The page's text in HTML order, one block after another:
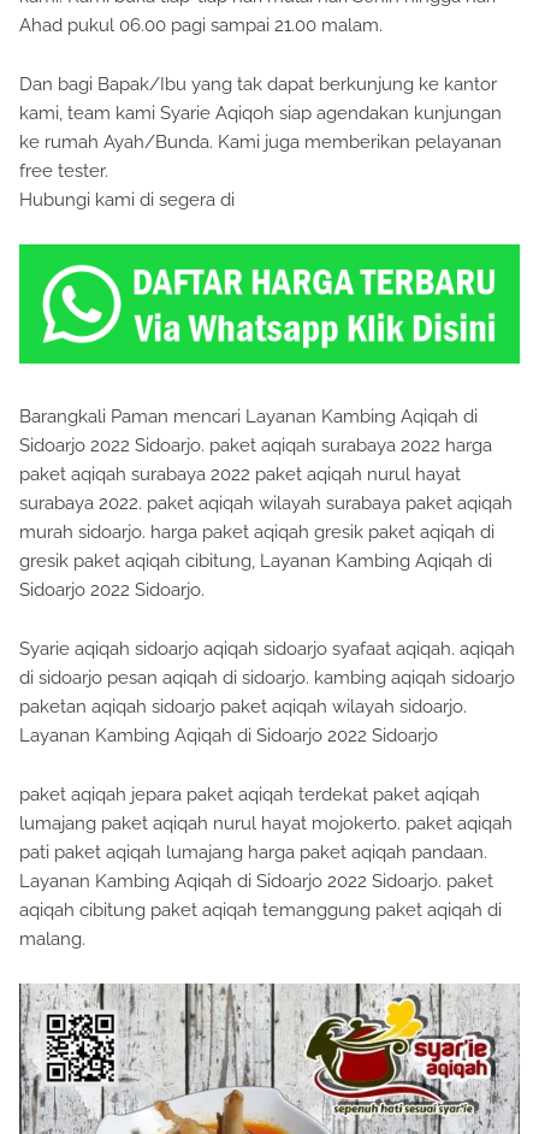
Ahad pukul 06.00 pagi sampai 21.00 malam.
Dan bagi Bapak/Ibu yang tak dapat berkunjung ke kantor
kami, team kami Syarie Aqiqoh siap agendakan kunjungan
ke rumah Ayah/Bunda. Kami juga memberikan pelayanan
free tester.
Hubungi kami di segera di
Barangkali Paman mencari Layanan Kambing Aqiqah di
Sidoarjo 2022 Sidoarjo. paket aqiqah surabaya 2022 harga
paket aqiqah surabaya 2022 paket aqiqah nurul hayat
surabaya 2022. paket aqiqah wilayah surabaya paket aqiqah
murah sidoarjo. harga paket aqiqah gresik paket aqiqah di
gresik paket aqiqah cibitung, Layanan Kambing Aqiqah di
Sidoarjo 2022 Sidoarjo.
Syarie aqiqah sidoarjo aqiqah sidoarjo syafaat aqiqah. aqiqah
di sidoarjo pesan aqiqah di sidoarjo. kambing aqiqah sidoarjo
paketan aqiqah sidoarjo paket aqiqah wilayah sidoarjo.
Layanan Kambing Aqiqah di Sidoarjo 2022 Sidoarjo
paket aqiqah jepara paket aqiqah terdekat paket aqiqah
lumajang paket aqiqah nurul hayat mojokerto. paket aqiqah
pati paket aqiqah lumajang harga paket aqiqah pandaan.
Layanan Kambing Aqiqah di Sidoarjo 2022 Sidoarjo. paket
aqiqah cibitung paket aqiqah temanggung paket aqiqah di
malang.